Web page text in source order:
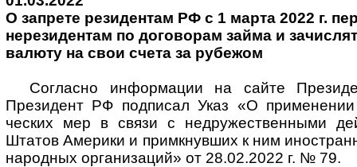
О запрете резидентам РФ с 1 марта 2022 г.
нере­зи­дентам по дого­ворам займа и
валюту на свои счета за рубежом
Согласно информации на сайте
Прези­дент РФ под­писал Указ «О
ческих мер в связи с недру­жест­вен­ными
Штатов Аме­рики и примк­нувших к ним
народ­ных орга­ни­заций» от 28.02.2022 г. № 79.